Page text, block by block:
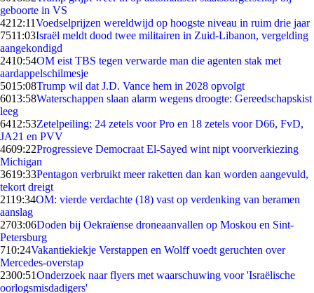
geboorte in VS
4212:11Voedselprijzen wereldwijd op hoogste niveau in ruim drie jaar
7511:03Israël meldt dood twee militairen in Zuid-Libanon, vergelding
aangekondigd
2410:54OM eist TBS tegen verwarde man die agenten stak met
aardappelschilmesje
5015:08Trump wil dat J.D. Vance hem in 2028 opvolgt
6013:58Waterschappen slaan alarm wegens droogte: Gereedschapskist
leeg
6412:53Zetelpeiling: 24 zetels voor Pro en 18 zetels voor D66, FvD,
JA21 en PVV
4609:22Progressieve Democraat El-Sayed wint nipt voorverkiezing
Michigan
3619:33Pentagon verbruikt meer raketten dan kan worden aangevuld,
tekort dreigt
2119:34OM: vierde verdachte (18) vast op verdenking van beramen
aanslag
2703:06Doden bij Oekraïense droneaanvallen op Moskou en Sint-
Petersburg
710:24Vakantiekiekje Verstappen en Wolff voedt geruchten over
Mercedes-overstap
2300:51Onderzoek naar flyers met waarschuwing voor 'Israëlische
oorlogsmisdadigers'